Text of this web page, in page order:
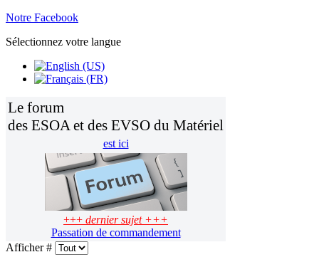
Notre Facebook
Sélectionnez votre langue
Le forum
des ESOA et des EVSO du Matériel
est ici
+++ dernier sujet +++
Passation de commandement
Afficher #